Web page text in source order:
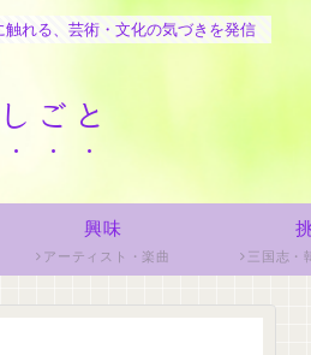
れる、芸術・文化の気づきを発信
ごと
興味
アーティスト・楽曲 三国志・